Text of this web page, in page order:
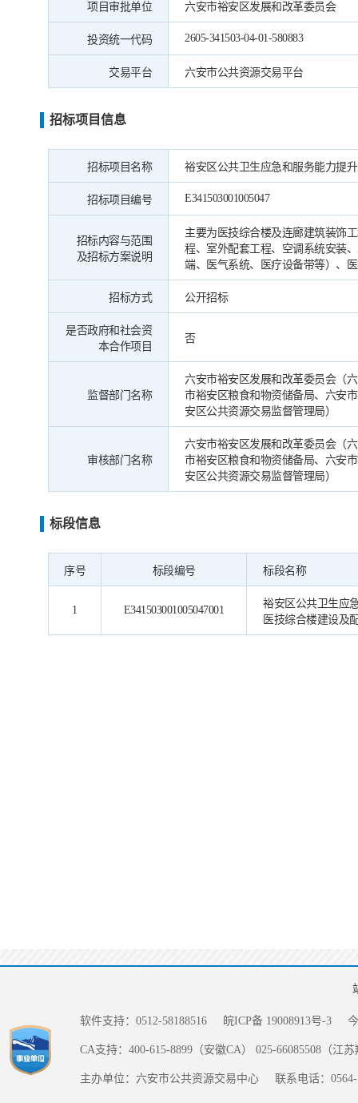
项目审批单位 六安市裕安区发展和改革委员会
投资统一代码 2605-341503-04-01-580883
交易平台 六安市公共资源交易平台
招标项目信息
招标项目名称 裕安区公共卫生应急和服务能力提
招标项目编号 E341503001005047
招标内容与范围
及招标方案说明
主要为医技综合楼及连廊建筑装饰
程、室外配套工程、空调系统安装
端、医气系统、医疗设备带等）、
招标方式 公开招标
是否政府和社会资
本合作项目
否
监督部门名称
六安市裕安区发展和改革委员会（
市裕安区粮食和物资储备局、六安
安区公共资源交易监督管理局）
审核部门名称
六安市裕安区发展和改革委员会（
市裕安区粮食和物资储备局、六安
安区公共资源交易监督管理局）
标段信息
序号 标段编号 标段名称
1 E341503001005047001
裕安区公共卫生应
医技综合楼建设及
软件支持：0512-58188516 皖ICP备 19008913号-3
CA支持：400-615-8899（安徽CA） 025-66085508（江
主办单位：六安市公共资源交易中心 联系电话：0564-